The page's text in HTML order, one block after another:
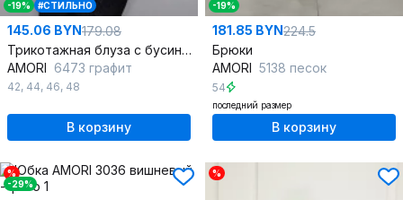
-19% #СТИЛЬНО
145.06 BYN179.08
Трикотажная блуза с бусинами-водолазка для повседневного стиля
AMORI 6473 графит
42, 44, 46, 48
В корзину
-19%
181.85 BYN224.5
Брюки
AMORI 5138 песок
54
последний размер
В корзину
%
-29%
%